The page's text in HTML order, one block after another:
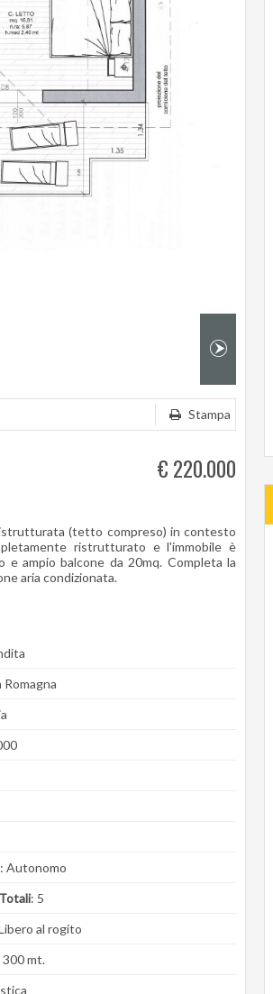
Stampa
€ 220.000
(tetto compreso) in contesto
ristrutturato e l'immobile è
ampio balcone da 20mq. Completa la
aria condizionata.
Romagna
: Autonomo
: 5
al rogito
300 mt.